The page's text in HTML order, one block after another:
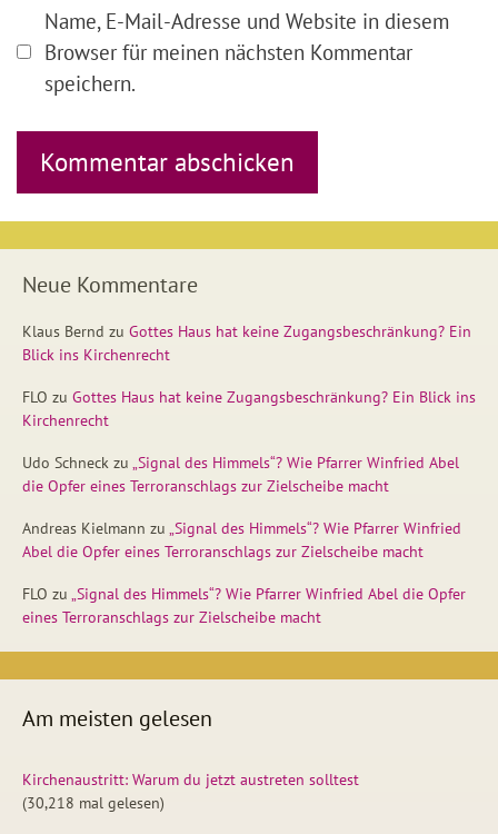
Name, E-Mail-Adresse und Website in diesem
Browser für meinen nächsten Kommentar
speichern.
Neue Kommentare
Klaus Bernd zu Gottes Haus hat keine Zugangsbeschränkung? Ein
Blick ins Kirchenrecht
FLO zu Gottes Haus hat keine Zugangsbeschränkung? Ein Blick ins
Kirchenrecht
Udo Schneck zu „Signal des Himmels“? Wie Pfarrer Winfried Abel
die Opfer eines Terroranschlags zur Zielscheibe macht
Andreas Kielmann zu „Signal des Himmels“? Wie Pfarrer Winfried
Abel die Opfer eines Terroranschlags zur Zielscheibe macht
FLO zu „Signal des Himmels“? Wie Pfarrer Winfried Abel die Opfer
eines Terroranschlags zur Zielscheibe macht
Am meisten gelesen
Kirchenaustritt: Warum du jetzt austreten solltest
(30,218 mal gelesen)